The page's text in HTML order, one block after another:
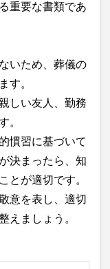
重要な書類であ
いため、葬儀の
す。
しい友人、勤務
。
慣習に基づいて
決まったら、知
とが適切です。
意を表し、適切
えましょう。